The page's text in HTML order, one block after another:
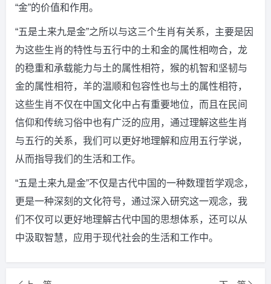
“金”的价值和作用。
“五是土来九是金”之所以与这三个生肖有关系，主要是因
为这些生肖的特性与五行中的土和金的属性相吻合，龙
的稳重和承载能力与土的属性相符，猴的机智和坚韧与
金的属性相符，羊的温顺和包容性也与土的属性相符，
这些生肖不仅在中国文化中占有重要地位，而且在民间
信仰和传统习俗中也有广泛的应用，通过理解这些生肖
与五行的关系，我们可以更好地理解和应用五行学说，
从而指导我们的生活和工作。
“五是土来九是金”不仅是古代中国的一种数理哲学观念，
更是一种深刻的文化符号，通过深入研究这一观念，我
们不仅可以更好地理解古代中国的思想体系，还可以从
中汲取智慧，应用于现代社会的生活和工作中。